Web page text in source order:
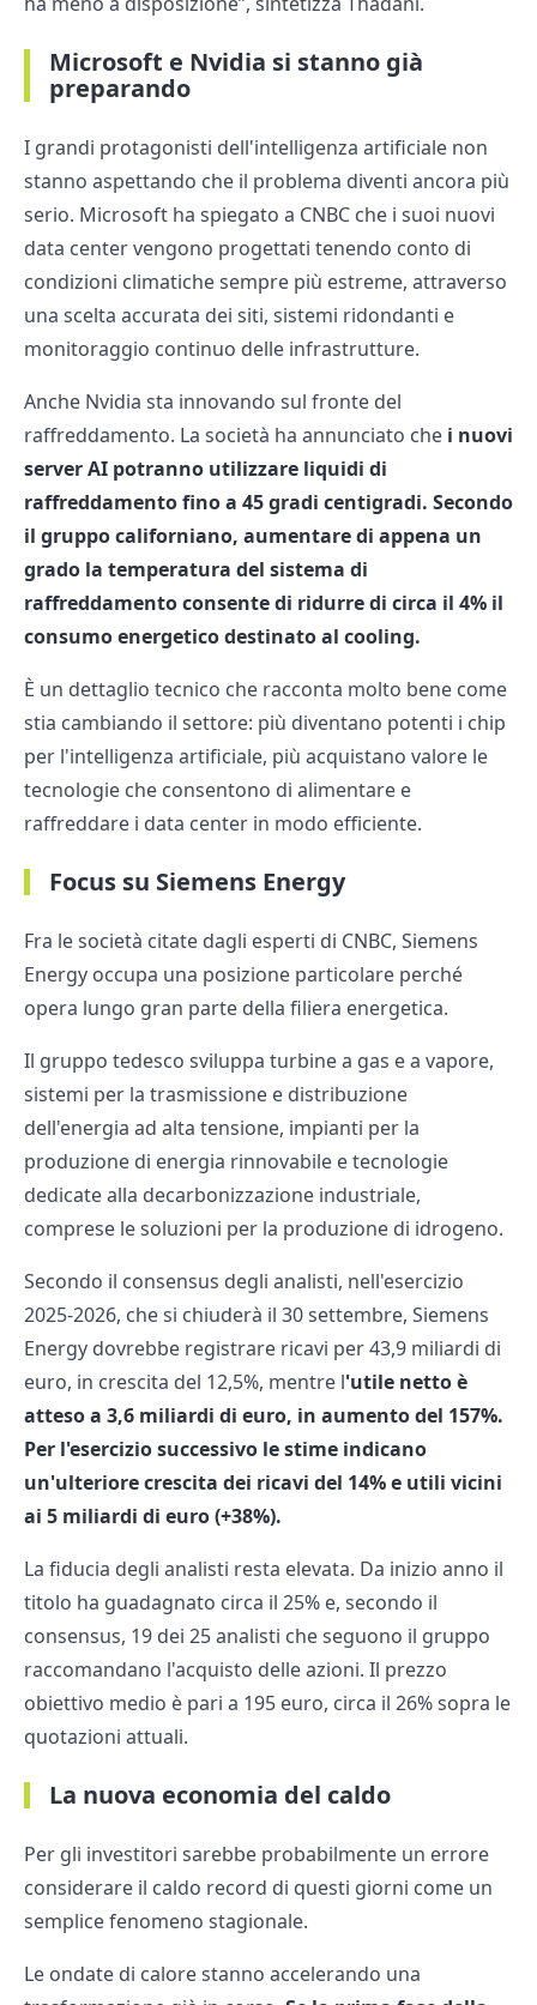
Microsoft e Nvidia si stanno già
preparando
I grandi protagonisti dell'intelligenza artificiale non
stanno aspettando che il problema diventi ancora più
serio. Microsoft ha spiegato a CNBC che i suoi nuovi
data center vengono progettati tenendo conto di
condizioni climatiche sempre più estreme, attraverso
una scelta accurata dei siti, sistemi ridondanti e
monitoraggio continuo delle infrastrutture.
Anche Nvidia sta innovando sul fronte del
raffreddamento. La società ha annunciato che i nuovi
server AI potranno utilizzare liquidi di
raffreddamento fino a 45 gradi centigradi. Secondo
il gruppo californiano, aumentare di appena un
grado la temperatura del sistema di
raffreddamento consente di ridurre di circa il 4% il
consumo energetico destinato al cooling.
È un dettaglio tecnico che racconta molto bene come
stia cambiando il settore: più diventano potenti i chip
per l'intelligenza artificiale, più acquistano valore le
tecnologie che consentono di alimentare e
raffreddare i data center in modo efficiente.
Focus su Siemens Energy
Fra le società citate dagli esperti di CNBC, Siemens
Energy occupa una posizione particolare perché
opera lungo gran parte della filiera energetica.
Il gruppo tedesco sviluppa turbine a gas e a vapore,
sistemi per la trasmissione e distribuzione
dell'energia ad alta tensione, impianti per la
produzione di energia rinnovabile e tecnologie
dedicate alla decarbonizzazione industriale,
comprese le soluzioni per la produzione di idrogeno.
Secondo il consensus degli analisti, nell'esercizio
2025-2026, che si chiuderà il 30 settembre, Siemens
Energy dovrebbe registrare ricavi per 43,9 miliardi di
euro, in crescita del 12,5%, mentre l'utile netto è
atteso a 3,6 miliardi di euro, in aumento del 157%.
Per l'esercizio successivo le stime indicano
un'ulteriore crescita dei ricavi del 14% e utili vicini
ai 5 miliardi di euro (+38%).
La fiducia degli analisti resta elevata. Da inizio anno il
titolo ha guadagnato circa il 25% e, secondo il
consensus, 19 dei 25 analisti che seguono il gruppo
raccomandano l'acquisto delle azioni. Il prezzo
obiettivo medio è pari a 195 euro, circa il 26% sopra le
quotazioni attuali.
La nuova economia del caldo
Per gli investitori sarebbe probabilmente un errore
considerare il caldo record di questi giorni come un
semplice fenomeno stagionale.
Le ondate di calore stanno accelerando una